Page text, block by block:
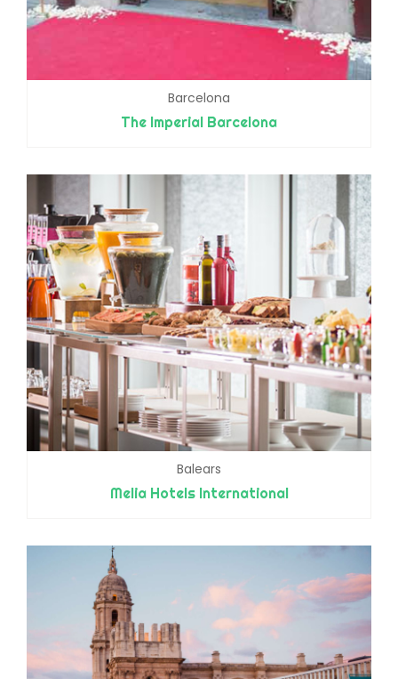
Barcelona
The Imperial Barcelona
Balears
Melia Hotels International